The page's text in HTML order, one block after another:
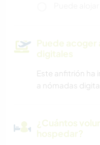
Puede acoger
digitales
Este anfitrión ha
a nómadas
¿Cuántos
hospedar?